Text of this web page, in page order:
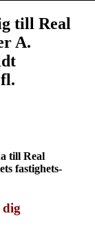
till Real
A.
till Real
fastighets-
dig